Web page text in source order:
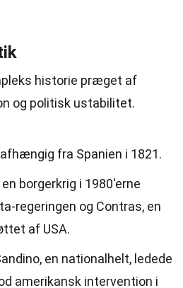
historie præget af
og politisk ustabilitet.
fra Spanien i 1821.
borgerkrig i 1980'erne
regeringen og Contras, en
af USA.
en nationalhelt, ledede
amerikansk intervention i